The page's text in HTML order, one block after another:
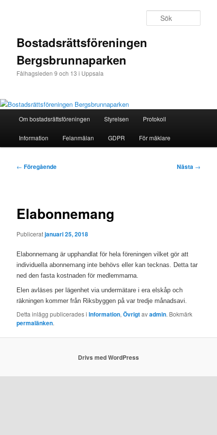
Bostadsrättsföreningen
Bergsbrunnaparken
Fålhagsleden 9 och 13 i Uppsala
Om bostadsrättsföreningen Styrelsen Protokoll
Information Felanmälan GDPR För mäklare
Inläggsnavigering
← Föregående Nästa →
Elabonnemang
Publiceratjanuari 25, 2018
Elabonnemang är upphandlat för hela föreningen vilket gör att
individuella abonnemang inte behövs eller kan tecknas. Detta tar
ned den fasta kostnaden för medlemmarna.
Elen avläses per lägenhet via undermätare i era elskåp och
räkningen kommer från Riksbyggen på var tredje månadsavi.
Detta inlägg publicerades iInformation,Övrigtavadmin. Bokmärk
permalänken.
Drivs med WordPress